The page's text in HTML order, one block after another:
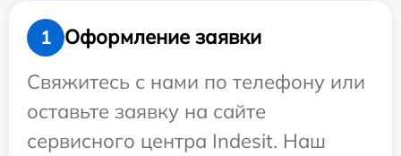
1
Оформление заявки
Свяжитесь с нами по телефону или
оставьте заявку на сайте
сервисного центра Indesit. Наш